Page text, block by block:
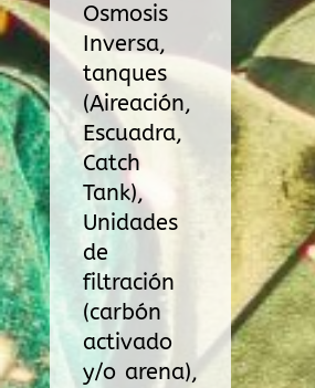
Osmosis
Inversa,
tanques
(Aireación,
Escuadra,
Catch
Tank),
Unidades
de
filtración
(carbón
activado
y/o arena),